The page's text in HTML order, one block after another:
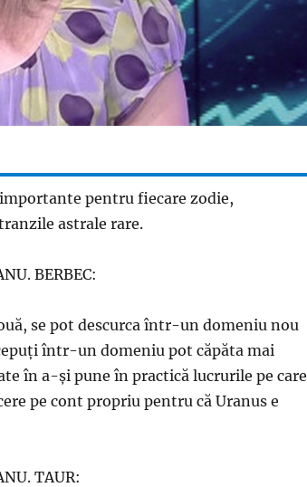
pentru fiecare zodie,
astrale rare.
BERBEC:
se pot descurca într-un domeniu nou
într-un domeniu pot căpăta mai
în a-şi pune în practică lucrurile pe care
pe cont propriu pentru că Uranus e
TAUR: